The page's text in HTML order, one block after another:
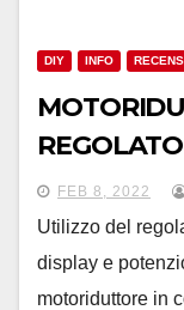
DIY INFO
FEB 8, 2022
Utilizzo del
display e
motoriduttore in